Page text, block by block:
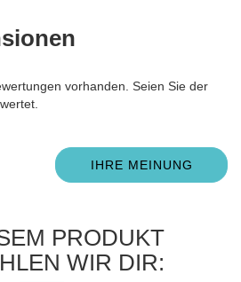
vorhanden. Seien Sie der
IHRE MEINUNG
PRODUKT
WIR DIR: